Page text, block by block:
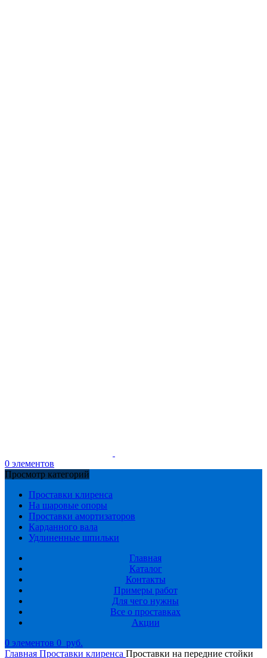
0 элементов
Просмотр категорий
Проставки клиренса
На шаровые опоры
Проставки амортизаторов
Карданного вала
Удлиненные шпильки
Главная
Каталог
Контакты
Примеры работ
Для чего нужны
Все о проставках
Акции
0 элементов 0 руб.
Главная Проставки клиренса Проставки на передние стойки